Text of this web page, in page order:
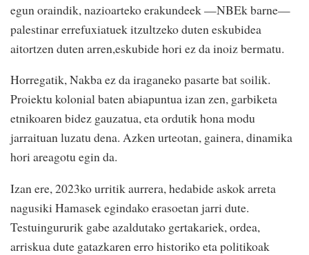
egun oraindik, nazioarteko erakundeek —NBEk barne—
palestinar errefuxiatuek itzultzeko duten eskubidea
aitortzen duten arren,eskubide hori ez da inoiz bermatu.
Horregatik, Nakba ez da iraganeko pasarte bat soilik.
Proiektu kolonial baten abiapuntua izan zen, garbiketa
etnikoaren bidez gauzatua, eta ordutik hona modu
jarraituan luzatu dena. Azken urteotan, gainera, dinamika
hori areagotu egin da.
Izan ere, 2023ko urritik aurrera, hedabide askok arreta
nagusiki Hamasek egindako erasoetan jarri dute.
Testuingururik gabe azaldutako gertakariek, ordea,
arriskua dute gatazkaren erro historiko eta politikoak